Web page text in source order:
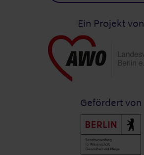
Ein Projekt von
Gefördert von